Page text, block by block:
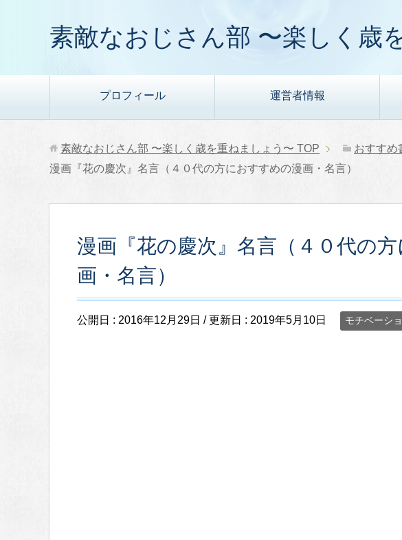
素敵なおじさん部 〜楽しく歳
プロフィール 運営者情報
素敵なおじさん部 〜楽しく歳を重ねましょう〜 TOP おすすめ
漫画『花の慶次』名言（４０代の方におすすめの漫画・名言）
漫画『花の慶次』名言（４０代の
画・名言）
公開日 : 2016年12月29日 / 更新日 : 2019年5月10日 モチベーシ